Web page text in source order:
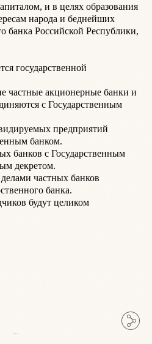
и в целях образования
народа и беднейших
банка Российской Республики,
государственной
частные акционерные банки и
с Государственным
предприятий
банком.
банков с Государственным
декретом.
частных банков
банка.
будут целиком
...